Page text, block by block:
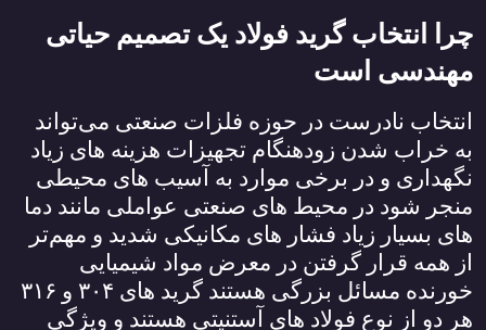
چرا انتخاب گرید فولاد یک تصمیم حیاتی
مهندسی است
انتخاب نادرست در حوزه فلزات صنعتی می‌تواند
به خراب شدن زودهنگام تجهیزات هزینه‌ های زیاد
نگهداری و در برخی موارد به آسیب‌ های محیطی
منجر شود در محیط‌ های صنعتی عواملی مانند دما
های بسیار زیاد فشار های مکانیکی شدید و مهم‌تر
از همه قرار گرفتن در معرض مواد شیمیایی
خورنده مسائل بزرگی هستند گرید‌ های ۳۰۴ و ۳۱۶
هر دو از نوع فولاد های آستنیتی هستند و ویژگی‌